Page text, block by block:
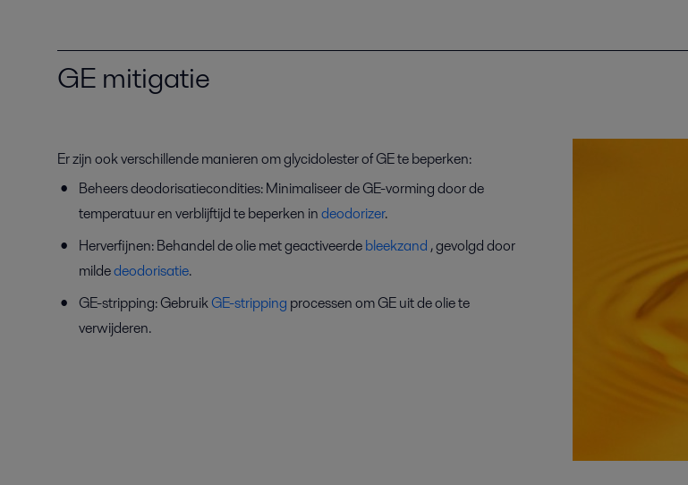
GE mitigatie
Er zijn ook verschillende manieren om glycidolester of GE te beperken:
Beheersdeodorisatiecondities:Minimaliseer de GE-vorming door de
temperatuur en verblijftijd te beperken indeodorizer.
Herverfijnen:Behandel de oliemet geactiveerdebleekzand , gevolgd door
mildedeodorisatie.
GE-stripping:GebruikGE-stripping processen om GE uit de olie te
verwijderen.